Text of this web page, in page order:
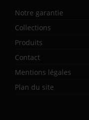
Notre garantie
Collections
Produits
Contact
Mentions légales
Plan du site